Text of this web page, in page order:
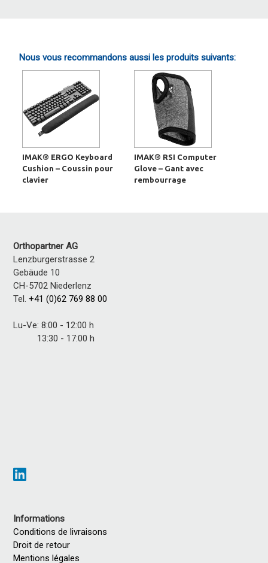
Nous vous recommandons aussi les produits suivants:
IMAK® ERGO Keyboard
Cushion – Coussin pour
clavier
IMAK® RSI Computer
Glove – Gant avec
rembourrage
Orthopartner AG
Lenzburgerstrasse 2
Gebäude 10
CH-5702 Niederlenz
Tel.+41 (0)62 769 88 00
Lu-Ve: 8:00 - 12:00 h
13:30 - 17:00 h
Informations
Conditions de livraisons
Droit de retour
Mentions légales